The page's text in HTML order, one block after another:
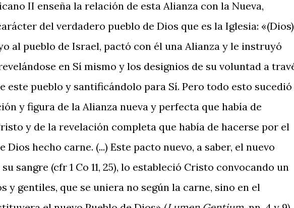
II enseña la relación de esta Alianza con la Nueva,
del verdadero pueblo de Dios que es la Iglesia: «(Dios)
al pueblo de Israel, pactó con él una Alianza y le instruyó
en Sí mismo y los designios de su voluntad a
este pueblo y santificándolo para Sí. Pero todo esto sucedió
y figura de la Alianza nueva y perfecta que había de
y de la revelación completa que había de hacerse por el
Dios hecho carne. (...) Este pacto nuevo, a saber, el nuevo
sangre (cfr 1 Co 11, 25), lo estableció Cristo convocando un
y gentiles, que se uniera no según la carne, sino en el